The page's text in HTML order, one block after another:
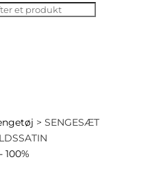
> SENGESÆT